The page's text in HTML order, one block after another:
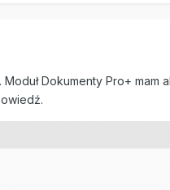
Dokumenty Pro+